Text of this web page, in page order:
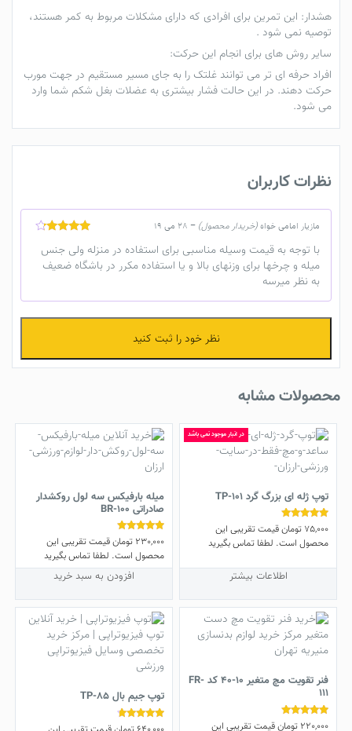
هشدار: این تمرین برای افرادی که دارای مشکلات مربوط به کمر هستند،
توصیه نمی شود .
سایر روش های برای انجام این حرکت:
افراد حرفه ای تر می توانند غلتک را به جای مسیر مستقیم در جهت مورب
حرکت دهند. در این حالت فشار بیشتری به عضلات بغل شکم شما وارد
می شود.
نظرات کاربران
5
مازیار امامی خواه(خریدار محصول) – 28 می 19
با توجه به قیمت وسیله مناسبی برای استفاده در منزله ولی جنس
میله و چرخها برای وزنهای بالا و یا استفاده مکرر در باشگاه ضعیف
به نظر میرسه
نظر خود را ثبت کنید
محصولات مشابه
در انبار موجود نمی باشد
توپ ژله ای بزرگ گرد TP-101
نمره
5.00
از 5
75,000 تومانقیمت تقریبی این
محصول است. لطفا تماس بگیرید
اطلاعات بیشتر
میله بارفیکس سه لول روکشدار
صادراتی BR-100
نمره
5.00
از 5
230,000 تومانقیمت تقریبی این
محصول است. لطفا تماس بگیرید
افزودن به سبد خرید
فنر تقویت مچ متغیر 10-40 کد FR-
111
نمره
220,000 تومانقیمت تقریبی این
توپ جیم بال TP-85
نمره